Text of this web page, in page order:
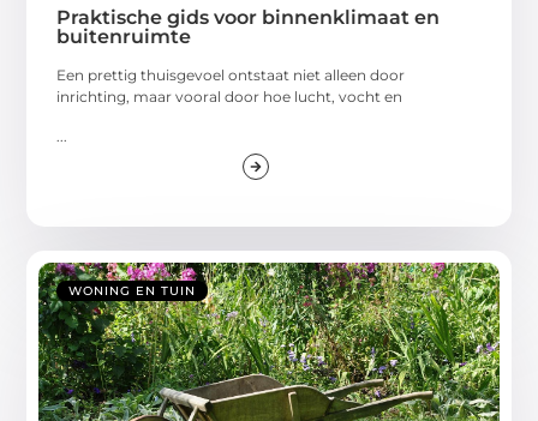
Praktische gids voor binnenklimaat en
buitenruimte
Een prettig thuisgevoel ontstaat niet alleen door
inrichting, maar vooral door hoe lucht, vocht en
WONING EN TUIN